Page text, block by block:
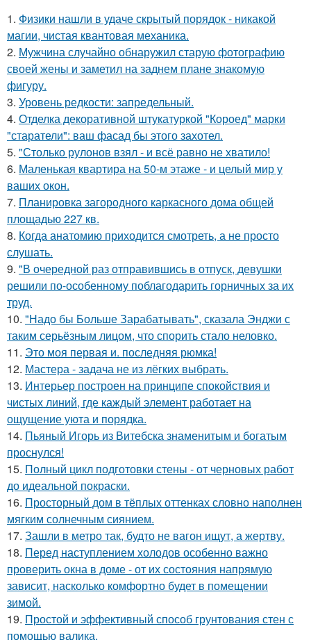
1. Физики нашли в удаче скрытый порядок - никакой
магии, чистая квантовая механика.
2. Мужчина случайно обнаружил старую фотографию
своей жены и заметил на заднем плане знакомую
фигуру.
3. Уровень редкости: запредельный.
4. Отделка декоративной штукатуркой "Короед" марки
"старатели": ваш фасад бы этого захотел.
5. "Столько рулонов взял - и всё равно не хватило!
6. Маленькая квартира на 50-м этаже - и целый мир у
ваших окон.
7. Планировка загородного каркасного дома общей
площадью 227 кв.
8. Когда анатомию приходится смотреть, а не просто
слушать.
9. "В очередной раз отправившись в отпуск, девушки
решили по-особенному поблагодарить горничных за их
труд.
10. "Надо бы Больше Зарабатывать", сказала Энджи с
таким серьёзным лицом, что спорить стало неловко.
11. Это моя первая и. последняя рюмка!
12. Мастера - задача не из лёгких выбрать.
13. Интерьер построен на принципе спокойствия и
чистых линий, где каждый элемент работает на
ощущение уюта и порядка.
14. Пьяный Игорь из Витебска знаменитым и богатым
проснулся!
15. Полный цикл подготовки стены - от черновых работ
до идеальной покраски.
16. Просторный дом в тёплых оттенках словно наполнен
мягким солнечным сиянием.
17. Зашли в метро так, будто не вагон ищут, а жертву.
18. Перед наступлением холодов особенно важно
проверить окна в доме - от их состояния напрямую
зависит, насколько комфортно будет в помещении
зимой.
19. Простой и эффективный способ грунтования стен с
помощью валика.